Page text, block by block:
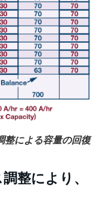
整による容量の回復
整により、